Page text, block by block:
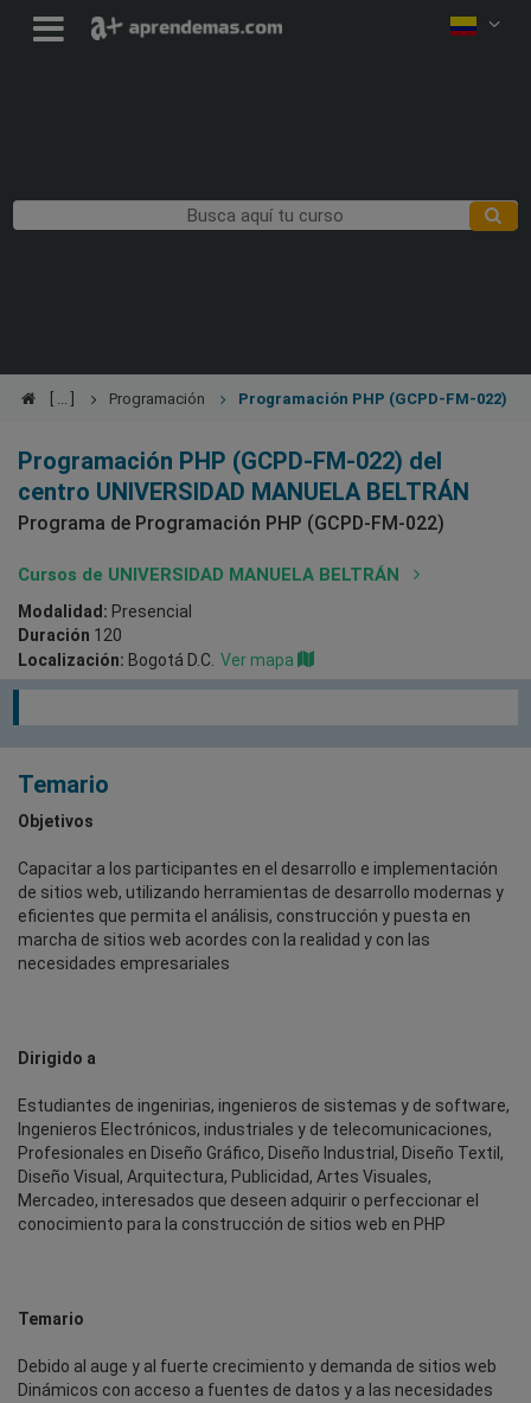
Programación Programación PHP (GCPD-FM-022)
Programación PHP (GCPD-FM-022) del
centro UNIVERSIDAD MANUELA BELTRÁN
Programa de Programación PHP (GCPD-FM-022)
Cursos de UNIVERSIDAD MANUELA BELTRÁN
Modalidad: Presencial
Duración 120
Localización: Bogotá D.C. Ver mapa
Temario
Objetivos
Capacitar a los participantes en el desarrollo e implementación
de sitios web, utilizando herramientas de desarrollo modernas y
eficientes que permita el análisis, construcción y puesta en
marcha de sitios web acordes con la realidad y con las
necesidades empresariales
Dirigido a
Estudiantes de ingenirias, ingenieros de sistemas y de software,
Ingenieros Electrónicos, industriales y de telecomunicaciones,
Profesionales en Diseño Gráfico, Diseño Industrial, Diseño Textil,
Diseño Visual, Arquitectura, Publicidad, Artes Visuales,
Mercadeo, interesados que deseen adquirir o perfeccionar el
conocimiento para la construcción de sitios web en PHP
Temario
Debido al auge y al fuerte crecimiento y demanda de sitios web
Dinámicos con acceso a fuentes de datos y a las necesidades